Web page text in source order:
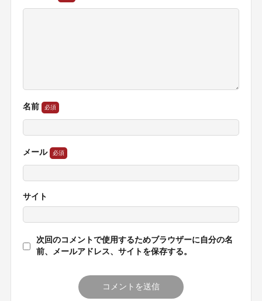
名前
メール
サイト
次回のコメントで使用するためブラウザーに自分の名
前、メールアドレス、サイトを保存する。